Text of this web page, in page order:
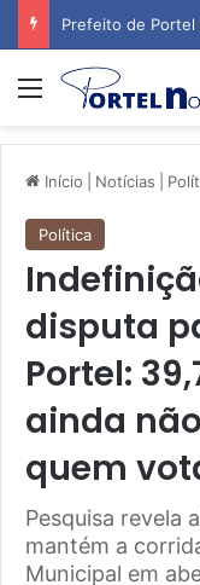
Menu
Início Notícias
Política
disputa
Portel:
ainda
quem
Pesquisa revela
mantém a
Municipal em